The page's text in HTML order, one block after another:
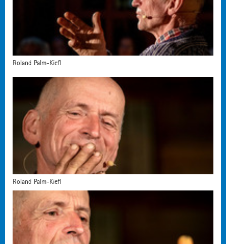
Roland Palm-Kiefl
Roland Palm-Kiefl